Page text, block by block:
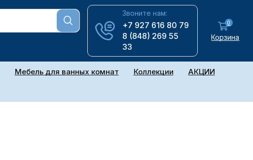
Звоните нам:
+7 927 616 80 79
8 (848) 269 55
33
0
Корзина
Мебель для ванных комнат Коллекции АКЦИИ